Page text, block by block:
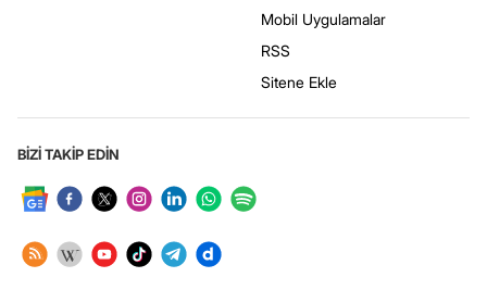
Mobil Uygulamalar
RSS
Sitene Ekle
BİZİ TAKİP EDİN